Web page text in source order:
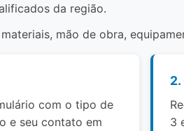
da região.
mão de obra,
com o tipo de
e seu contato em
2.
3